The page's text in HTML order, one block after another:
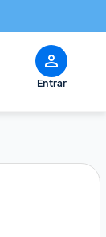
Entrar